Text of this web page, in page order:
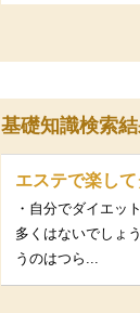
基礎知識検索
エステで楽し
・自分でダイエッ
多くはないでしょ
うのはつら...